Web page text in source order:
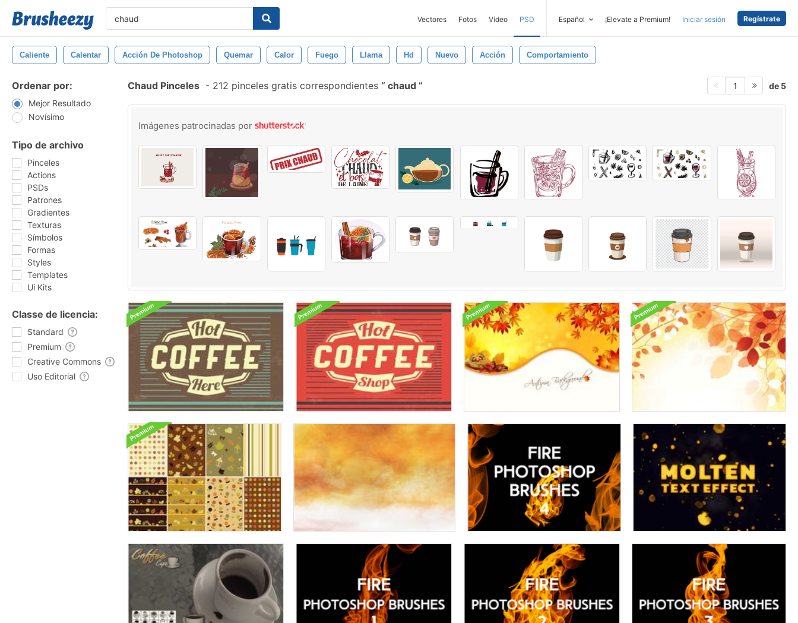
Vectores Fotos Vídeo PSD Español ¡Elevate a Premium! Iniciar sesión Regístrate
Caliente Calentar Acción De Photoshop Quemar Calor Fuego Llama Hd Nuevo Acción Comportamiento
Ordenar por:
Mejor Resultado
Novísimo
Tipo de archivo
Pinceles
Actions
PSDs
Patrones
Gradientes
Texturas
Símbolos
Formas
Styles
Templates
Ui Kits
Classe de licencia:
Standard
Premium
Creative Commons
Uso Editorial
Chaud Pinceles - 212 pinceles gratis correspondientes chaud 1 de 5
Imágenes patrocinadas por